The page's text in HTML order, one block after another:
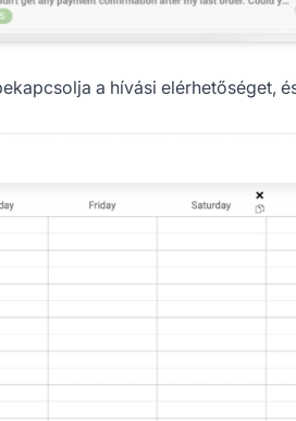
a hívási elérhetőséget,